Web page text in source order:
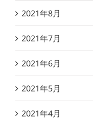
2021年8月
2021年7月
2021年6月
2021年5月
2021年4月